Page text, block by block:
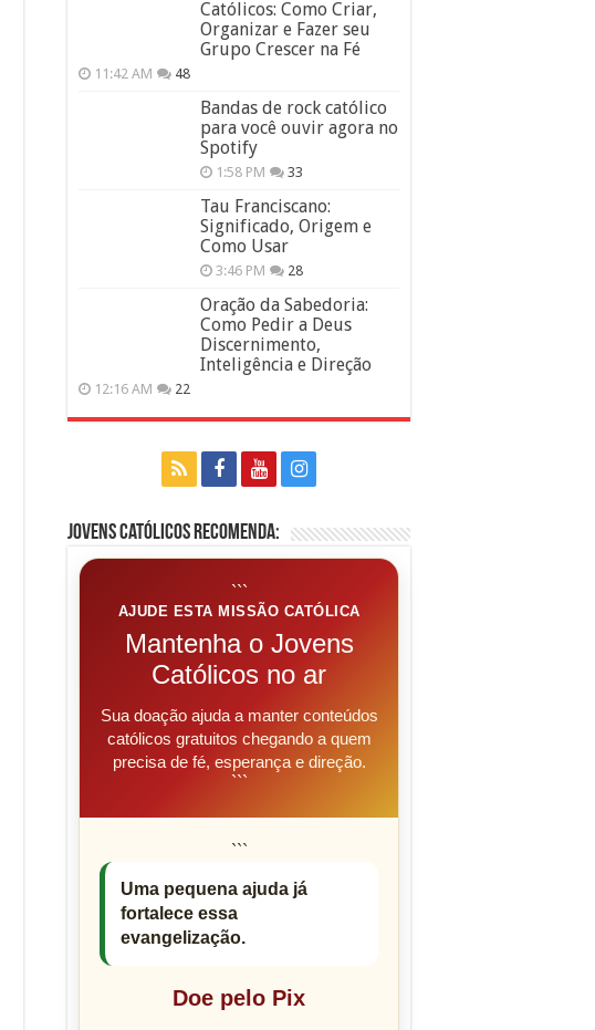
Católicos: Como Criar,
Organizar e Fazer seu
Grupo Crescer na Fé
11:42 AM 48
Bandas de rock católico
para você ouvir agora no
Spotify
1:58 PM 33
Tau Franciscano:
Significado, Origem e
Como Usar
3:46 PM 28
Oração da Sabedoria:
Como Pedir a Deus
Discernimento,
Inteligência e Direção
12:16 AM 22
Jovens Católicos Recomenda:
```
AJUDE ESTA MISSÃO CATÓLICA
Mantenha o Jovens
Católicos no ar
Sua doação ajuda a manter conteúdos
católicos gratuitos chegando a quem
precisa de fé, esperança e direção.
```
```
Uma pequena ajuda já
fortalece essa
evangelização.
Doe pelo Pix